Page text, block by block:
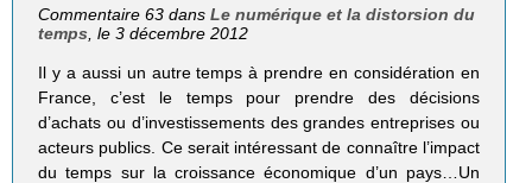
Commentaire 63 dansLe numérique et la distorsion du
temps, le 3 décembre 2012
Il y a aussi un autre temps à prendre en considération en
France, c’est le temps pour prendre des décisions
d’achats ou d’investissements des grandes entreprises ou
acteurs publics. Ce serait intéressant de connaître l’impact
du temps sur la croissance économique d’un pays…Un